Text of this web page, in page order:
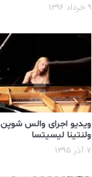
۹ خرداد ۱۳۹۶
ویدیو اجرای والس
ولنتینا لیسیتسا
۷ آذر ۱۳۹۵